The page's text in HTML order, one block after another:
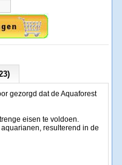
gezorgd dat de Aquaforest
eisen te voldoen.
resulterend in de